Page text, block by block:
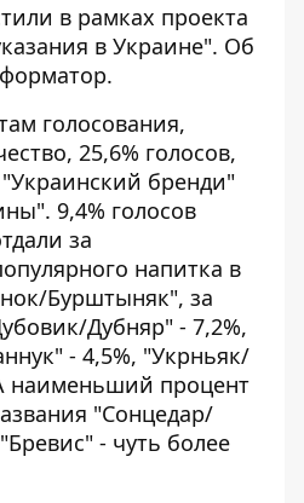
в рамках проекта
в Украине". Об
.
голосования,
25,6% голосов,
бренди"
9,4% голосов
за
напитка в
Бурштыняк", за
Дубняр" - 7,2%,
- 4,5%, "Укрньяк/
наименьший процент
"Сонцедар/
- чуть более